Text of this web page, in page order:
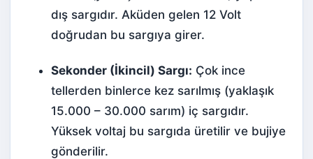
dış sargıdır. Aküden gelen 12 Volt
doğrudan bu sargıya girer.
Sekonder (İkincil) Sargı: Çok ince
tellerden binlerce kez sarılmış (yaklaşık
15.000 – 30.000 sarım) iç sargıdır.
Yüksek voltaj bu sargıda üretilir ve bujiye
gönderilir.